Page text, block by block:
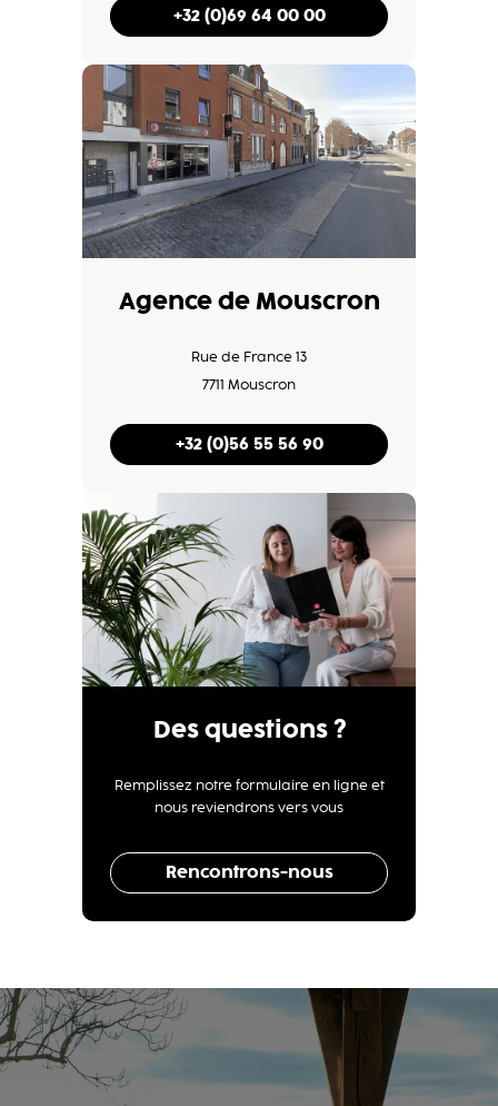
+32 (0)69 64 00 00
Agence de Mouscron
Rue de France 13
7711 Mouscron
+32 (0)56 55 56 90
Des questions ?
Remplissez notre formulaire en ligne et
nous reviendrons vers vous
Rencontrons-nous